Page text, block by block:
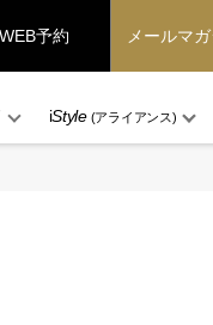
WEB予約 メールマ
iStyle(アライアンス)